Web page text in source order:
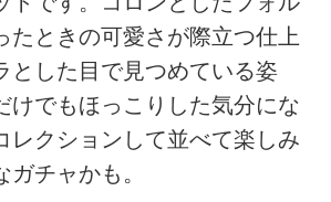
たときの可愛さが際立つ仕上
とした目で見つめている姿
けでもほっこりした気分にな
レクションして並べて楽しみ
チャかも。